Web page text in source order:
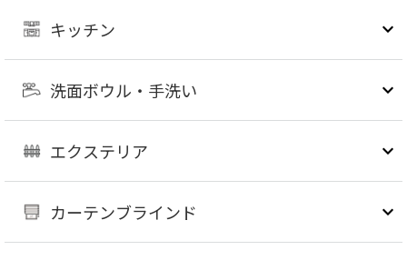
キッチン
洗面ボウル・手洗い
エクステリア
カーテンブラインド